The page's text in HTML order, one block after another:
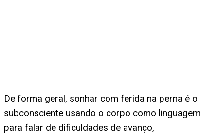
De forma geral, sonhar com ferida na perna é o
subconsciente usando o corpo como linguagem
para falar de dificuldades de avanço,